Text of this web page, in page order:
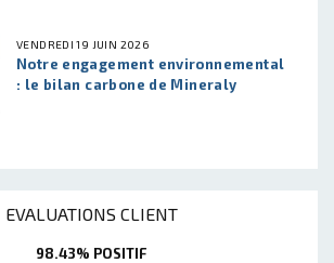
VENDREDI 19 JUIN 2026
Notre engagement environnemental
: le bilan carbone de Mineraly
EVALUATIONS CLIENT
98.43% POSITIF